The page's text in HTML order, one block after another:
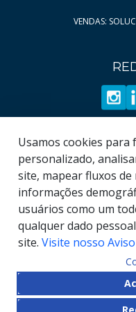
VENDAS:
2026
Informação e
Usamos cookies
personalizado,
site, mapear fluxos
informações
usuários como um
qualquer dado
site. Visite nosso